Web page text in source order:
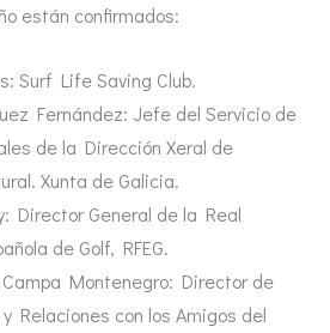
están confirmados:
Surf Life Saving Club.
Fernández: Jefe del Servicio de
de la Dirección Xeral de
Xunta de Galicia.
Director General de la Real
de Golf, RFEG.
Montenegro: Director de
Relaciones con los Amigos del